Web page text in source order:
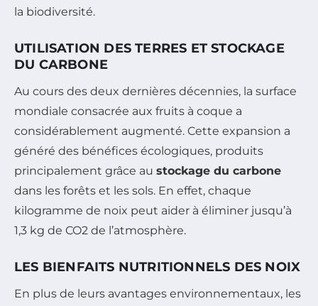
la biodiversité.
UTILISATION DES TERRES ET STOCKAGE
DU CARBONE
Au cours des deux dernières décennies, la surface
mondiale consacrée aux fruits à coque a
considérablement augmenté. Cette expansion a
généré des bénéfices écologiques, produits
principalement grâce au stockage du carbone
dans les forêts et les sols. En effet, chaque
kilogramme de noix peut aider à éliminer jusqu’à
1,3 kg de CO2 de l’atmosphère.
LES BIENFAITS NUTRITIONNELS DES NOIX
En plus de leurs avantages environnementaux, les